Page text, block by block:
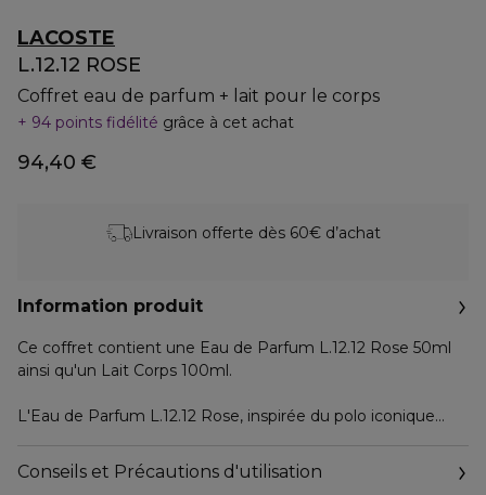
LACOSTE
L.12.12 ROSE
Coffret eau de parfum + lait pour le corps
94 points fidélité grâce à cet achat
94,40 €
Livraison offerte dès 60€ d’achat
Information produit
Ce coffret contient une Eau de Parfum L.12.12 Rose 50ml
ainsi qu'un Lait Corps 100ml.
L'Eau de Parfum L.12.12 Rose, inspirée du polo iconique
floral fruité.
Les notes de mandarine verte énergisante et d'essence de
Conseils et Précautions d'utilisation